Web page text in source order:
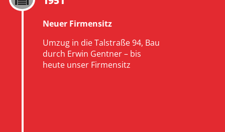
Neuer Firmensitz
Umzug in die Talstraße 94, Bau
durch Erwin Gentner – bis
heute unser Firmensitz